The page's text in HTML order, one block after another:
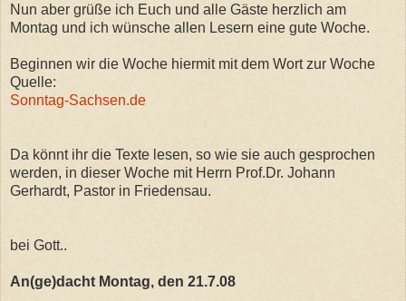
Nun aber grüße ich Euch und alle Gäste herzlich am
Montag und ich wünsche allen Lesern eine gute Woche.
Beginnen wir die Woche hiermit mit dem Wort zur Woche
Quelle:
Sonntag-Sachsen.de
Da könnt ihr die Texte lesen, so wie sie auch gesprochen
werden, in dieser Woche mit Herrn Prof.Dr. Johann
Gerhardt, Pastor in Friedensau.
bei Gott..
An(ge)dacht Montag, den 21.7.08